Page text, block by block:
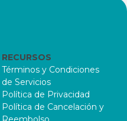
RECURSOS
Términos y Condiciones
de Servicios
Política de Privacidad
Política de Cancelación y